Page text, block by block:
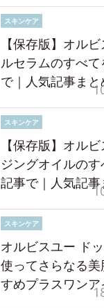
スキンケア
【保存版】オル
ルセラムのすべ
で｜人気記事まと
スキンケア
【保存版】オル
ジングオイルの
記事で｜人気記事
スキンケア
オルビスユー ド
使ってさらなる
すめプラスワンア